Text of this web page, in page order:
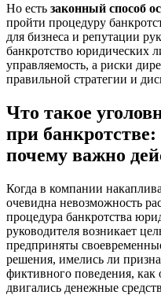
Но есть законный способ
пройти процедуру
для бизнеса и репутации
банкротство юридических
управляемость, а риски
правильной стратегии и
Что такое
при
почему важно
Когда в компании
очевидна невозможность
процедура банкротства
руководителя возникает
предприняты
решения, имелись ли
фиктивного поведения,
двигались денежные